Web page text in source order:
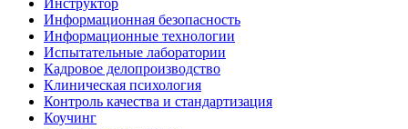
Инструктор
Информационная безопасность
Информационные технологии
Испытательные лаборатории
Кадровое делопроизводство
Клиническая психология
Контроль качества и стандартизация
Коучинг